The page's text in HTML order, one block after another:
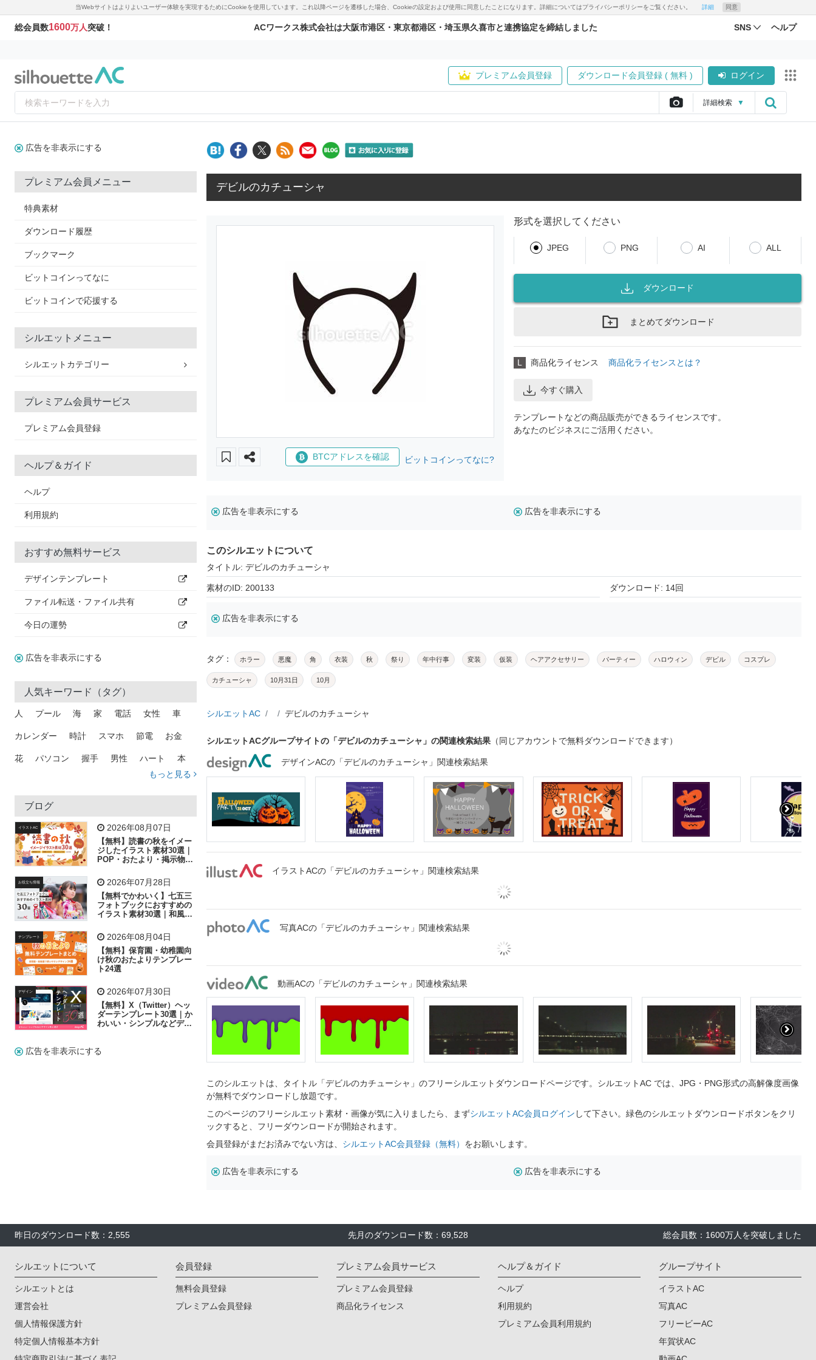
当Webサイトはよりよいユーザー体験を実現するためにCookieを使用しています。これ以降ページを遷移した場合、Cookieの設定および使用に同意したことになります。詳細についてはプライバシーポリシーをご覧ください。 詳細 同意
総会員数1600万人突破！ ACワークス株式会社は大阪市港区・東京都港区・埼玉県久喜市と連携協定を締結しました SNS ヘルプ
プレミアム会員登録 ダウンロード会員登録 ( 無料 ) ログイン
詳細検索 ▼
広告を非表示にする
プレミアム会員メニュー
特典素材
ダウンロード履歴
ブックマーク
ビットコインってなに
ビットコインで応援する
シルエットメニュー
シルエットカテゴリー
プレミアム会員サービス
プレミアム会員登録
ヘルプ＆ガイド
ヘルプ
利用規約
おすすめ無料サービス
デザインテンプレート
ファイル転送・ファイル共有
今日の運勢
広告を非表示にする
人気キーワード（タグ）
人 プール 海 家 電話 女性 車
カレンダー 時計 スマホ 節電 お金
花 パソコン 握手 男性 ハート 本
トラック 木
吹き出し
飛行機 グラフ ビル 魚 家族 書類
歩く 工場 会社 太陽 キラキラ
子供 作業員 葉 相談 ピクトグラム
もっと見る
ブログ
イラストAC 2026年08月07日
【無料】読書の秋をイメー
ジしたイラスト素材30選｜
POP・おたより・掲示物に
お役立ち情報 2026年07月28日
【無料でかわいく】七五三
フォトブックにおすすめの
イラスト素材30選｜和風の
テンプレート 2026年08月04日
【無料】保育園・幼稚園向
け秋のおたよりテンプレー
ト24選
デザイン 2026年07月30日
【無料】X（Twitter）ヘッ
ダーテンプレート30選｜か
わいい・シンプルなどデザ
広告を非表示にする
デビルのカチューシャ
BTCアドレスを確認 ビットコインってなに?
形式を選択してください
JPEG PNG AI ALL
ダウンロード
まとめてダウンロード
L 商品化ライセンス 商品化ライセンスとは？
今すぐ購入
テンプレートなどの商品販売ができるライセンスです。
あなたのビジネスにご活用ください。
広告を非表示にする 広告を非表示にする
このシルエットについて
タイトル: デビルのカチューシャ
素材のID: 200133 ダウンロード: 14回
広告を非表示にする
タグ： ホラー 悪魔 角 衣装 秋 祭り 年中行事 変装 仮装 ヘアアクセサリー パーティー ハロウィン デビル コスプレ
カチューシャ 10月31日 10月
シルエットAC デビルのカチューシャ
シルエットACグループサイトの「デビルのカチューシャ」の関連検索結果 （同じアカウントで無料ダウンロードできます）
デザインACの「デビルのカチューシャ」関連検索結果
イラストACの「デビルのカチューシャ」関連検索結果
写真ACの「デビルのカチューシャ」関連検索結果
動画ACの「デビルのカチューシャ」関連検索結果
このシルエットは、タイトル「デビルのカチューシャ」のフリーシルエットダウンロードページです。シルエットAC では、JPG・PNG形式の高解像度画像
が無料でダウンロードし放題です。
このページのフリーシルエット素材・画像が気に入りましたら、まずシルエットAC会員ログイン して下さい。緑色のシルエットダウンロードボタンをクリ
ックすると、フリーダウンロードが開始されます。
会員登録がまだお済みでない方は、 シルエットAC会員登録（無料） をお願いします。
広告を非表示にする 広告を非表示にする
昨日のダウンロード数：2,555 先月のダウンロード数：69,528 総会員数：1600万人を突破しました
シルエットについて
シルエットとは
運営会社
個人情報保護方針
特定個人情報基本方針
会員登録
無料会員登録
プレミアム会員登録
プレミアム会員サービス
プレミアム会員登録
商品化ライセンス
ヘルプ＆ガイド
ヘルプ
利用規約
プレミアム会員利用規約
グループサイト
イラストAC
写真AC
フリービーAC
年賀状AC